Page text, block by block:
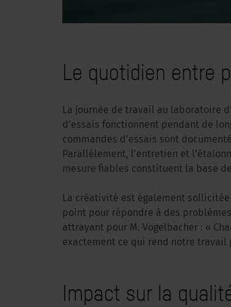
Le quotidien entre
La journée de travail au laboratoire
d’essais fonctionnent pendant de
commandes d’essais sont
Parallèlement, l’entretien et
mesure fiables constituent la base
La créativité est également
point pour répondre à des
attrayant pour M. Vogelbacher : «
exactement ce qui rend notre travail
Impact sur la